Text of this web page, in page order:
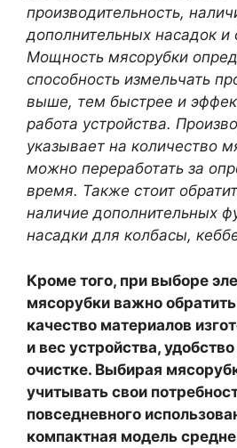
производительность,
дополнительных насадок и
Мощность мясорубки
способность измельчать
выше, тем быстрее и
работа устройства.
указывает на количество
можно переработать за
время. Также стоит
наличие дополнительных
насадки для колбасы,
Кроме того, при выборе
мясорубки важно
качество материалов
и вес устройства,
очистке. Выбирая
учитывать свои
повседневного
компактная модель